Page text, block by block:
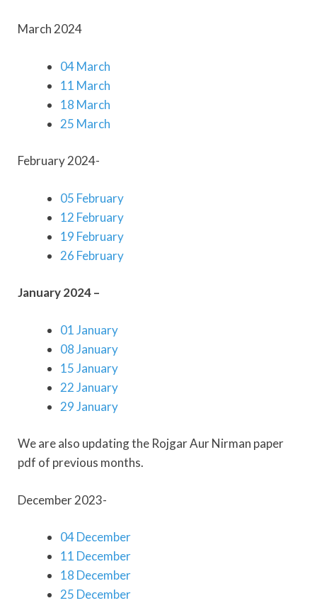
March 2024
04 March
11 March
18 March
25 March
February 2024-
05 February
12 February
19 February
26 February
January 2024 –
01 January
08 January
15 January
22 January
29 January
We are also updating the Rojgar Aur Nirman paper
pdf of previous months.
December 2023-
04 December
11 December
18 December
25 December